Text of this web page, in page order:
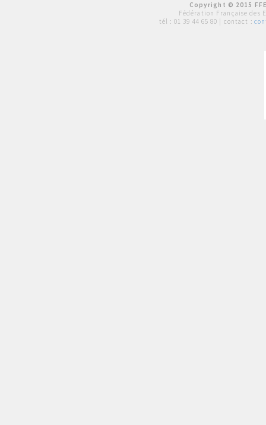
Copyright © 2015
Fédération Française des
tél : 01 39 44 65 80 | contact :